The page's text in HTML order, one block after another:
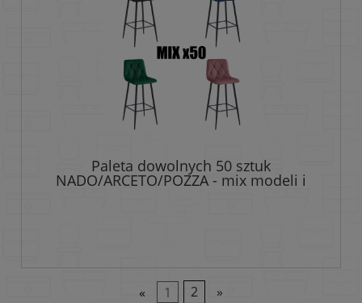
Paleta dowolnych 50 sztuk
NADO/ARCETO/POZZA - mix modeli i
« 1 2 »